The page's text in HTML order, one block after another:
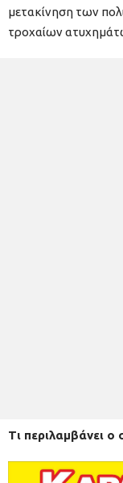
μετακίνηση των
τροχαίων
Τι περιλαμβάνει ο